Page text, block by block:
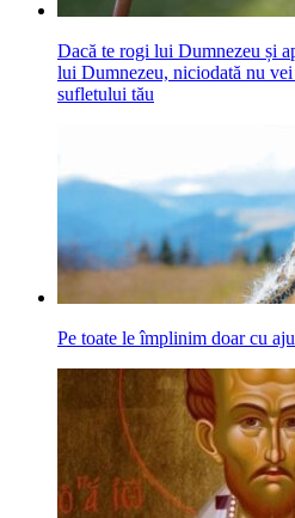
Dacă te rogi lui Dumnezeu și
lui Dumnezeu, niciodată nu
sufletului tău
Pe toate le împlinim doar cu